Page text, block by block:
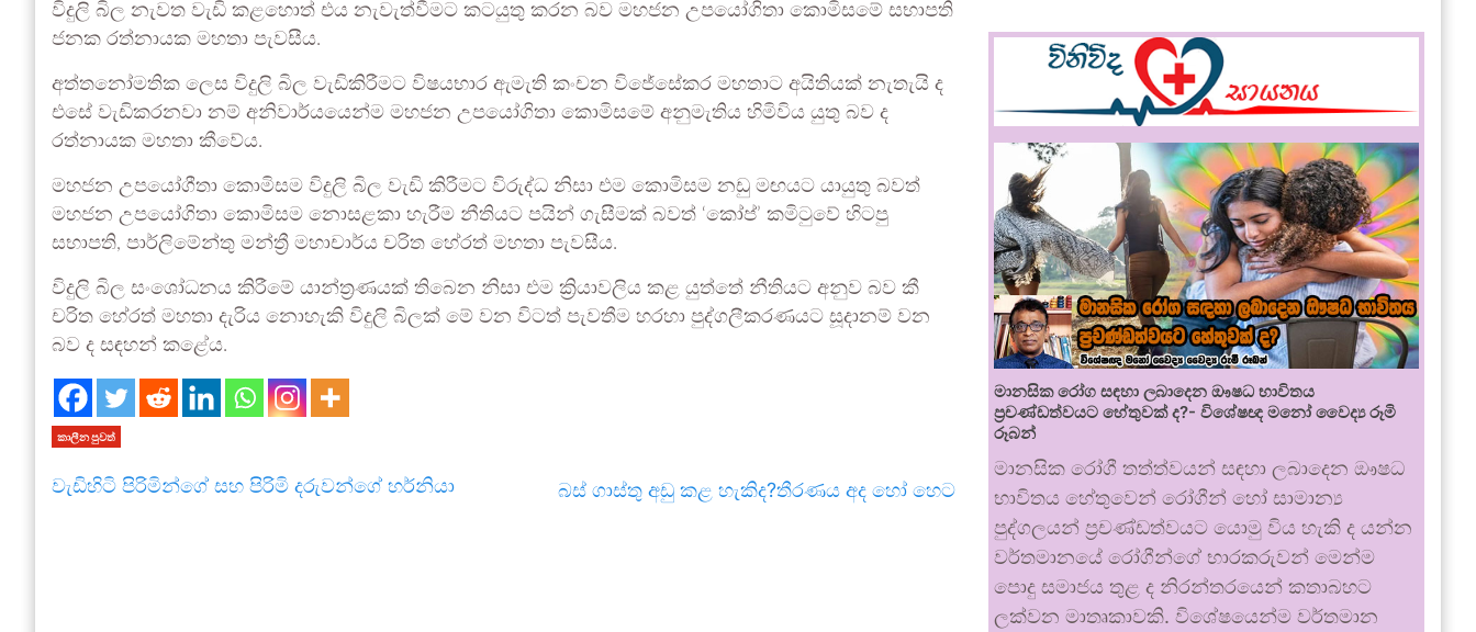
විදුලි බිල නැවත වැඩි කළහොත් එය නැවැත්වීමට කටයුතු කරන බව මහජන උපයෝගිතා කොමිසමේ සභාපති
ජනක රත්නායක මහතා පැවසීය.
අත්තනෝමතික ලෙස විදුලි බිල වැඩිකිරීමට විෂයභාර ඇමැති කංචන විජේසේකර මහතාට අයිතියක් නැතැයි ද
එසේ වැඩිකරනවා නම් අනිවාර්යයෙන්ම මහජන උපයෝගිතා කොමිසමේ අනුමැතිය හිමිවිය යුතු බව ද
රත්නායක මහතා කීවේය.
මහජන උපයෝගීතා කොමිසම විදුලි බිල වැඩි කිරීමට විරුද්ධ නිසා එම කොමිසම නඩු මඟයට යායුතු බවත්
මහජන උපයෝගිතා කොමිසම නොසළකා හැරීම නීතියට පයින් ගැසීමක් බවත් ‘කෝප්’ කමිටුවේ හිටපු
සභාපති, පාර්ලිමේන්තු මන්ත්‍රී මහාචාර්ය චරිත හේරත් මහතා පැවසීය.
විදුලි බිල සංශෝධනය කිරීමේ යාන්ත්‍රණයක් තිබෙන නිසා එම ක්‍රියාවලිය කළ යුත්තේ නීතියට අනුව බව කී
චරිත හේරත් මහතා දැරිය නොහැකි විදුලි බිලක් මේ වන විටත් පැවතීම හරහා පුද්ගලීකරණයට සූදානම් වන
බව ද සඳහන් කළේය.
කාලීන පුවත්
වැඩිහිටි පිරිමින්ගේ සහ පිරිමි දරුවන්ගේ හර්නියා බස් ගාස්තු අඩු කළ හැකිද?තීරණය අද හෝ හෙට
මානසික රෝග සඳහා ලබාදෙන ඖෂධ භාවිතය
ප්‍රචණ්ඩත්වයට හේතුවක් ද?- විශේෂඥ මනෝ වෛද්‍ය රූමි
රූබන්
මානසික රෝගී තත්ත්වයන් සඳහා ලබාදෙන ඖෂධ
භාවිතය හේතුවෙන් රෝගීන් හෝ සාමාන්‍ය
පුද්ගලයන් ප්‍රචණ්ඩත්වයට යොමු විය හැකි ද යන්න
වර්තමානයේ රෝගීන්ගේ භාරකරුවන් මෙන්ම
පොදු සමාජය තුළ ද නිරන්තරයෙන් කතාබහට
ලක්වන මාතෘකාවකි. විශේෂයෙන්ම වර්තමාන